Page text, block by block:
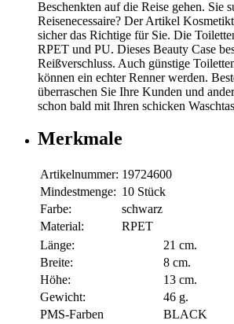
Beschenkten auf die Reise gehen. Sie
Reisenecessaire? Der Artikel
sicher das Richtige für Sie. Die
RPET und PU. Dieses Beauty Case
Reißverschluss. Auch günstige
können ein echter Renner werden.
überraschen Sie Ihre Kunden und
schon bald mit Ihren schicken
Merkmale
Artikelnummer: 19724600
Mindestmenge: 10 Stück
Farbe:
schwarz
Material:
RPET
Länge:
21 cm.
Breite:
8 cm.
Höhe:
13 cm.
Gewicht:
46 g.
PMS-Farben
BLACK